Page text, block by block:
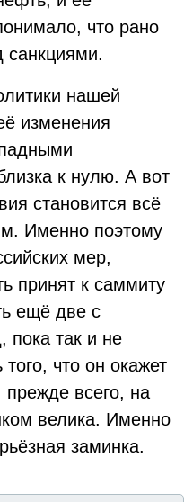
что рано
санкциями.
нашей
изменения
к нулю. А вот
становится всё
Именно поэтому
мер,
принят к саммиту
ещё две с
пока так и не
что он окажет
прежде всего, на
велика. Именно
заминка.